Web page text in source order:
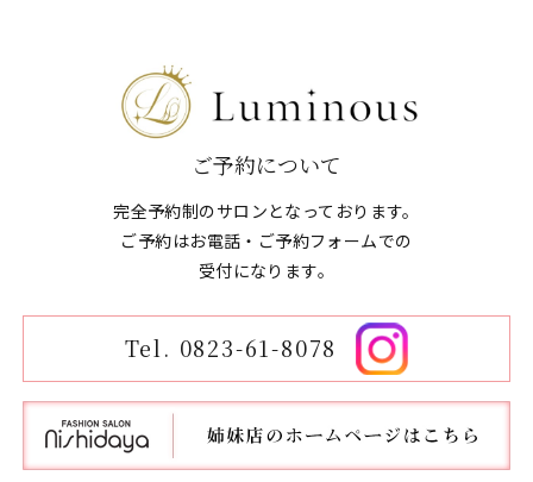
ご予約について
完全予約制のサロンとなっております。
ご予約はお電話・ご予約フォームでの
​​​​​​​受付になります。
Tel. 0823-61-8078